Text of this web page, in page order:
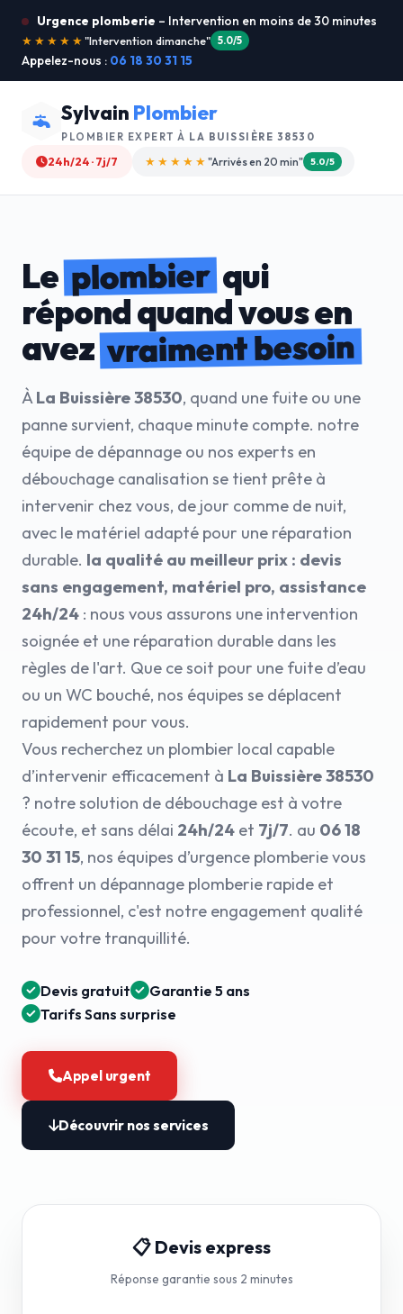
Urgence plomberie – Intervention en moins de 30 minutes
★★★★★"Je recommande !" 4.9/5
Appelez-nous : 06 18 30 31 15
Sylvain Plombier
PLOMBIER EXPERT À LA BUISSIÈRE 38530
24h/24 · 7j/7 ★★★★☆ "Devis gratuit" 4.8/5
Leplombierqui
répond quand vous en
avezvraiment besoin
ÀLa Buissière 38530, quand une fuite ou une
panne survient, chaque minute compte. notre
équipe de dépannage ou nos experts en
débouchage canalisation se tient prête à
intervenir chez vous, de jour comme de nuit,
avec le matériel adapté pour une réparation
durable. la qualité au meilleur prix : devis
sans engagement, matériel pro, assistance
24h/24 : nous vous assurons une intervention
soignée et une réparation durable dans les
règles de l'art. Que ce soit pour une fuite d’eau
ou un WC bouché, nos équipes se déplacent
rapidement pour vous.
Vous recherchez un plombier local capable
d’intervenir efficacement à La Buissière 38530
? notre solution de débouchage est à votre
écoute, et sans délai 24h/24 et 7j/7. au 06 18
30 31 15, nos équipes d’urgence plomberie vous
offrent un dépannage plomberie rapide et
professionnel, c'est notre engagement qualité
pour votre tranquillité.
Devis gratuit
Garantie 5 ans
Tarifs Sans surprise
Appel urgent
Découvrir nos services
📋 Devis express
Réponse garantie sous 2 minutes